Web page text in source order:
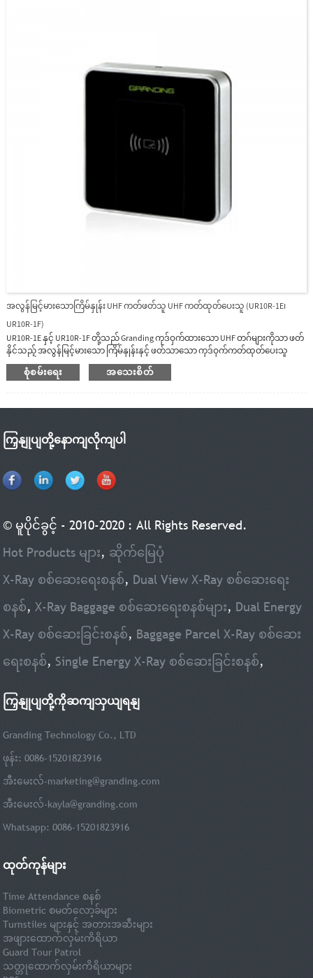
အလွန်မြင့်မားသောကြိမ်နှုန်း UHF ကတ်ဖတ်သူ UHF ကတ်ထုတ်ပေးသူ (UR10R-1E၊
UR10R-1F)
UR10R-1E နှင့် UR10R-1F တို့သည် Granding ကုဒ်ဝှက်ထားသော UHF တဂ်များကိုသာ ဖတ်
နိုင်သည့် အလွန်မြင့်မားသော ကြိမ်နှုန်းနှင့် ဖတ်သာသော ကုဒ်ဝှက်ကတ်ထုတ်ပေးသူ
ဖြစ်သည်။UHF အဆက်အသွယ်မရှိသော ရေဒီယိုကြိမ်နှုန်းဆားကစ်များနှင့် အမျိုးမျိုး
သော ကုဒ်နှင့်ကုဒ်ဝှက်ခြင်းဆိုင်ရာ အယ်လဂိုရီသမ်များဖြင့် ပေါင်းစပ်ထားသော၊ ဤကတ်
ကြည့်ကိရိယာတစ်ခုနှင့် ဗို့အားရှာဖွေမှုပတ်လမ်းဖြင့် ပံ့ပိုးထားပြီး တည်ငြိမ်သောစာဖတ်
ခြင်းစွမ်းဆောင်ရည်၏ အားသာချက်ရှိသည်။
စုံစမ်းရေး အသေးစိတ်
ကြှနျုပျတို့နောကျလိုကျပါ
© မူပိုင်ခွင့် - 2010-2020 : All Rights Reserved.
Hot Products များ, ဆိုက်မြေပုံ
X-Ray စစ်ဆေးရေးစနစ်, Dual View X-Ray စစ်ဆေးရေး
စနစ်,X-Ray Baggage စစ်ဆေးရေးစနစ်များ, Dual Energy
X-Ray စစ်ဆေးခြင်းစနစ်, Baggage Parcel X-Ray စစ်ဆေး
ရေးစနစ်, Single Energy X-Ray စစ်ဆေးခြင်းစနစ်,
ကြှနျုပျတို့ကိုဆကျသှယျရနျ
Granding Technology Co., LTD
ဖုန်း: 0086-15201823916
အီးမေးလ်-marketing@granding.com
အီးမေးလ်-kayla@granding.com
Whatsapp: 0086-15201823916
ထုတ်ကုန်များ
Time Attendance စနစ်
Biometric စမတ်လော့ခ်များ
Turnstiles များနှင့် အတားအဆီးများ
အဖျားထောက်လှမ်းကိရိယာ
Guard Tour Patrol
သတ္တုထောက်လှမ်းကိရိယာများ